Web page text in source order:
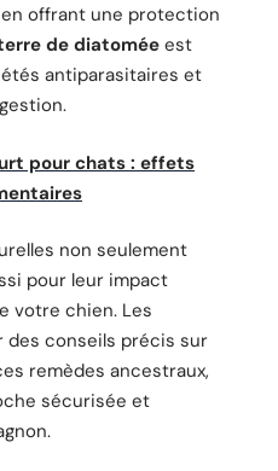
offrant une protection
de diatomée est
antiparasitaires et
pour chats : effets
non seulement
pour leur impact
votre chien. Les
conseils précis sur
remèdes ancestraux,
sécurisée et